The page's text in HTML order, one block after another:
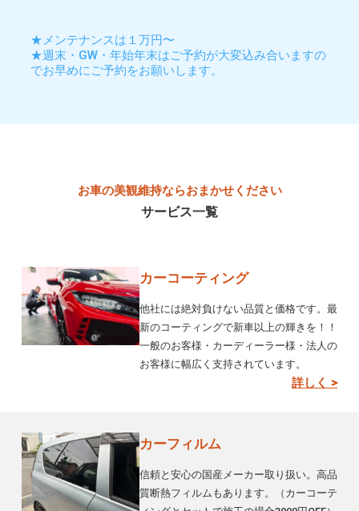
★メンテナンスは１万円〜
★週末・GW・年始年末はご予約が大変込み合いますの
でお早めにご予約をお願いします。
お車の美観維持ならおまかせください
サービス一覧
カーコーティング
他社には絶対負けない品質と価格です。最
新のコーティングで新車以上の輝きを！！
一般のお客様・カーディーラー様・法人の
お客様に幅広く支持されています。
詳しく >
カーフィルム
信頼と安心の国産メーカー取り扱い。高品
質断熱フィルムもあります。（カーコーテ